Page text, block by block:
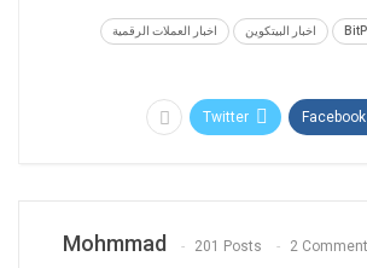
اخبار البيتكوين اخبار العملات الرقمية
Facebook
Twitter
Mohmmad 201 Posts 2